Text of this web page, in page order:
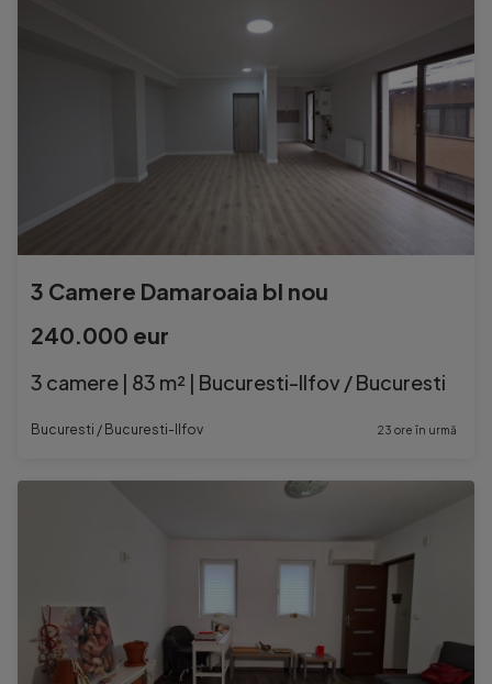
3 Camere Damaroaia bl nou
240.000 eur
3 camere | 83 m² | Bucuresti-Ilfov / Bucuresti
Bucuresti / Bucuresti-Ilfov 23 ore în urmă